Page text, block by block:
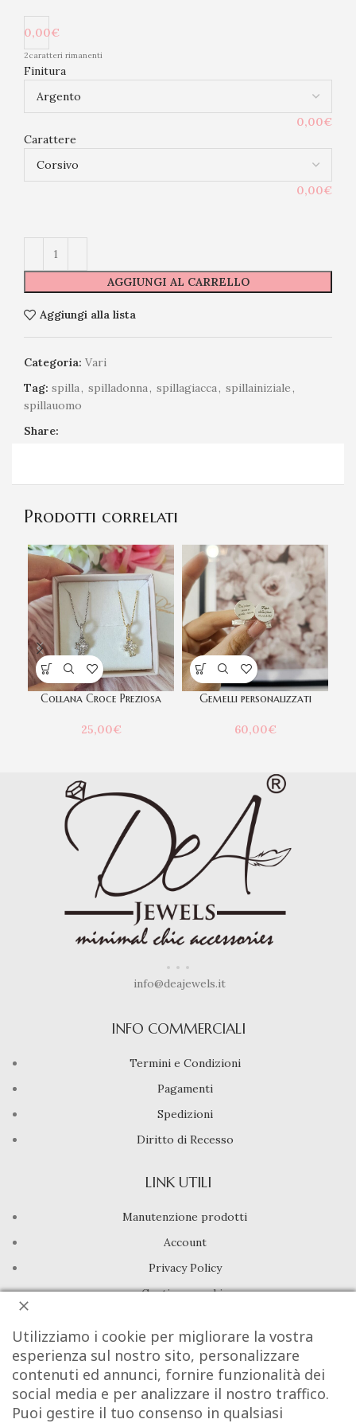
0,00€
2caratteri rimanenti
Finitura
0,00€
Carattere
0,00€
AGGIUNGI AL CARRELLO
Aggiungi alla lista
Categoria: Vari
Tag: spilla, spilladonna, spillagiacca, spillainiziale,
spillauomo
Share:
Prodotti correlati
Collana Croce Preziosa
25,00€
Gemelli personalizzati
60,00€
info@deajewels.it
INFO COMMERCIALI
Termini e Condizioni
Pagamenti
Spedizioni
Diritto di Recesso
LINK UTILI
Manutenzione prodotti
Account
Privacy Policy
Gestione cookie
INFO UTILI
Chi siamo
Dicono di noi
Domande frequenti
Utilizziamo i cookie per migliorare la vostra
esperienza sul nostro sito, personalizzare
contenuti ed annunci, fornire funzionalità dei
social media e per analizzare il nostro traffico.
Puoi gestire il tuo consenso in qualsiasi